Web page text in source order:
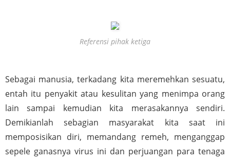
Referensi pihak ketiga
Sebagai manusia, terkadang kita meremehkan sesuatu,
entah itu penyakit atau kesulitan yang menimpa orang
lain sampai kemudian kita merasakannya sendiri.
Demikianlah sebagian masyarakat kita saat ini
memposisikan diri, memandang remeh, menganggap
sepele ganasnya virus ini dan perjuangan para tenaga